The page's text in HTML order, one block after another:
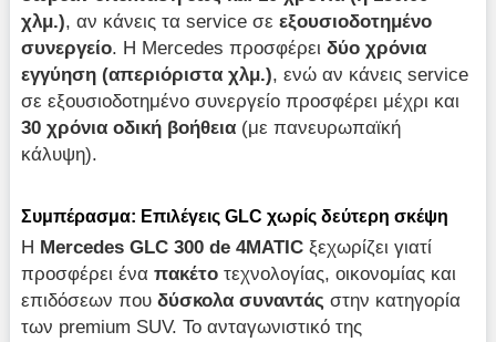
χλμ.), αν κάνεις τα service σεεξουσιοδοτημένο
συνεργείο. Η Mercedes προσφέρειδύο χρόνια
εγγύηση (απεριόριστα χλμ.), ενώ αν κάνεις service
σε εξουσιοδοτημένο συνεργείο προσφέρει μέχρι και
30 χρόνια οδική βοήθεια (με πανευρωπαϊκή
κάλυψη).
Συμπέρασμα: ΕπιλέγειςGLC χωρίς δεύτερη σκέψη
Η Mercedes GLC 300 de 4MATIC ξεχωρίζει γιατί
προσφέρει έναπακέτο τεχνολογίας, οικονομίας και
επιδόσεων πουδύσκολα συναντάς στην κατηγορία
των premium SUV. Το ανταγωνιστικό της